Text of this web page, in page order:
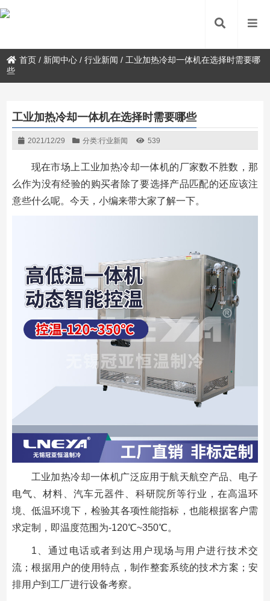
首页 / 新闻中心 /行业新闻 / 工业加热冷却一体机在选择时需要哪
些
工业加热冷却一体机在选择时需要哪些
2021/12/29 分类:行业新闻 539
现在市场上工业加热冷却一体机的厂家数不胜数，那
么作为没有经验的购买者除了要选择产品匹配的还应该注
意些什么呢。今天，小编来带大家了解一下。
工业加热冷却一体机广泛应用于航天航空产品、电子
电气、材料、汽车元器件、科研院所等行业，在高温环
境、低温环境下，检验其各项性能指标，也能根据客户需
求定制，即温度范围为-120℃~350℃。
1、通过电话或者到达用户现场与用户进行技术交
流；根据用户的使用特点，制作整套系统的技术方案；安
排用户到工厂进行设备考察。